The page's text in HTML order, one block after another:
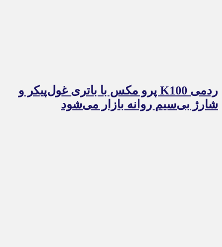
ردمی K100 پرو مکس با باتری غول‌پیکر و
شارژ بی‌سیم روانه بازار می‌شود